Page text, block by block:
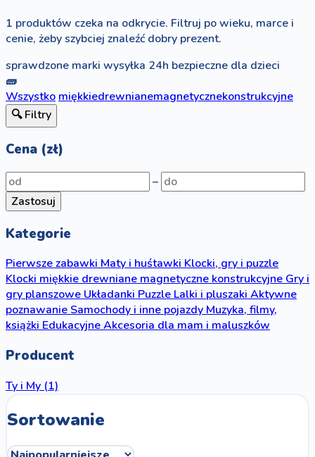
1 produktów czeka na odkrycie. Filtruj po wieku, marce i
cenie, żeby szybciej znaleźć dobry prezent.
sprawdzone marki wysyłka 24h bezpieczne dla dzieci
🧱
Wszystko miękkiedrewnianemagnetycznekonstrukcyjne
🔍 Filtry
Cena (zł)
–
Zastosuj
Kategorie
Pierwsze zabawkiMaty i huśtawkiKlocki, gry i puzzle
KlockimiękkiedrewnianemagnetycznekonstrukcyjneGry i
gry planszoweUkładankiPuzzleLalki i pluszakiAktywne
poznawanieSamochody i inne pojazdyMuzyka, filmy,
książkiEdukacyjneAkcesoria dla mam i maluszków
Producent
Ty i My (1)
Sortowanie